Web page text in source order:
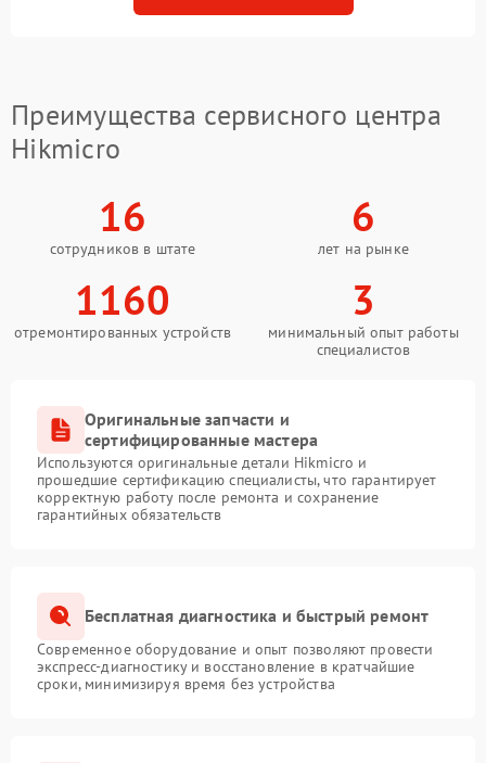
Преимущества сервисного центра
Hikmicro
16
сотрудников в штате
6
лет на рынке
1160
отремонтированных устройств
3
минимальный опыт работы
специалистов
Оригинальные запчасти и
сертифицированные мастера
Используются оригинальные детали Hikmicro и
прошедшие сертификацию специалисты, что гарантирует
корректную работу после ремонта и сохранение
гарантийных обязательств
Бесплатная диагностика и быстрый ремонт
Современное оборудование и опыт позволяют провести
экспресс-диагностику и восстановление в кратчайшие
сроки, минимизируя время без устройства